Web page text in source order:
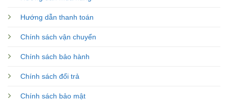
Hướng dẫn thanh toán
Chính sách vận chuyển
Chính sách bảo hành
Chính sách đổi trả
Chính sách bảo mật